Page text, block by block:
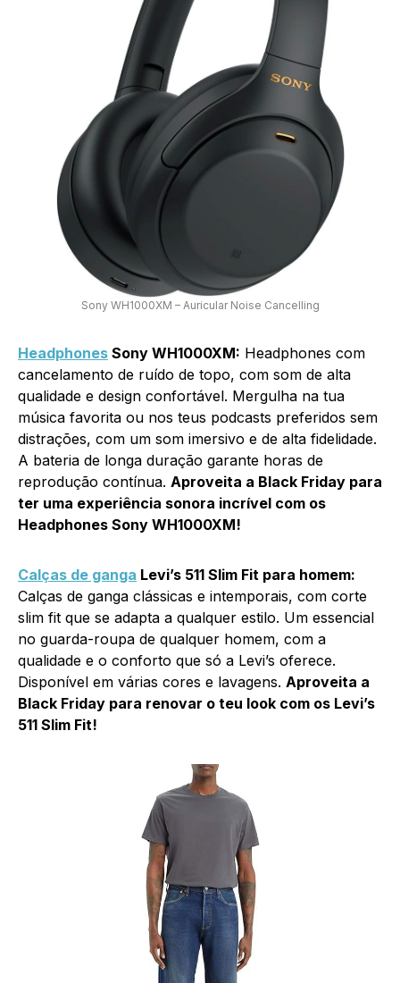
Sony WH1000XM – Auricular Noise Cancelling
Headphones Sony WH1000XM: Headphones com
cancelamento de ruído de topo, com som de alta
qualidade e design confortável. Mergulha na tua
música favorita ou nos teus podcasts preferidos sem
distrações, com um som imersivo e de alta fidelidade.
A bateria de longa duração garante horas de
reprodução contínua. Aproveita a Black Friday para
ter uma experiência sonora incrível com os
Headphones Sony WH1000XM!
Calças de ganga Levi’s 511 Slim Fit para homem:
Calças de ganga clássicas e intemporais, com corte
slim fit que se adapta a qualquer estilo. Um essencial
no guarda-roupa de qualquer homem, com a
qualidade e o conforto que só a Levi’s oferece.
Disponível em várias cores e lavagens. Aproveita a
Black Friday para renovar o teu look com os Levi’s
511 Slim Fit!